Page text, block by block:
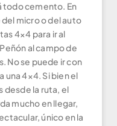
todo cemento. En
micro o del auto
4×4 para ir al
al campo de
No se puede ir con
una 4×4. Si bien el
desde la ruta, el
mucho en llegar,
único en la